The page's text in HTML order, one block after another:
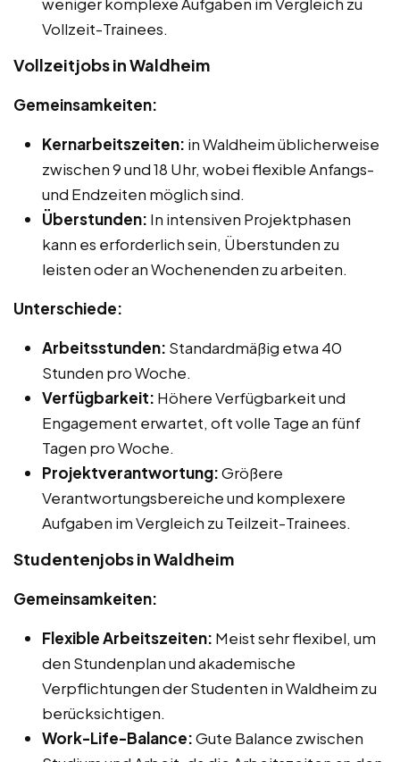
Vollzeit-Trainees.
Vollzeitjobs in Waldheim
Gemeinsamkeiten:
Kernarbeitszeiten: in Waldheim üblicherweise
zwischen 9 und 18 Uhr, wobei flexible Anfangs-
und Endzeiten möglich sind.
Überstunden: In intensiven Projektphasen
kann es erforderlich sein, Überstunden zu
leisten oder an Wochenenden zu arbeiten.
Unterschiede:
Arbeitsstunden: Standardmäßig etwa 40
Stunden pro Woche.
Verfügbarkeit: Höhere Verfügbarkeit und
Engagement erwartet, oft volle Tage an fünf
Tagen pro Woche.
Projektverantwortung:Größere
Verantwortungsbereiche und komplexere
Aufgaben im Vergleich zu Teilzeit-Trainees.
Studentenjobs in Waldheim
Gemeinsamkeiten:
Flexible Arbeitszeiten: Meist sehr flexibel, um
den Stundenplan und akademische
Verpflichtungen der Studenten in Waldheim zu
berücksichtigen.
Work-Life-Balance:Gute Balance zwischen